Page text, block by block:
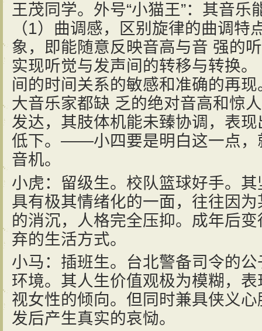
王茂同学。外号“小猫王”：其音
（1）曲调感，区别旋律的曲调特
象，即能随意反映音高与音 强的
实现听觉与发声间的转移与转换
间的时间关系的敏感和准确的再
大音乐家都缺 乏的绝对音高和惊
发达，其肢体机能未臻协调，表
低下。——小四要是明白这一点，
音机。
小虎：留级生。校队篮球好手。
具有极其情绪化的一面，往往因
的消沉，人格完全压抑。成年后
弃的生活方式。
小马：插班生。台北警备司令的
环境。其人生价值观极为模糊，
视女性的倾向。但同时兼具侠义
发后产生真实的哀恸。